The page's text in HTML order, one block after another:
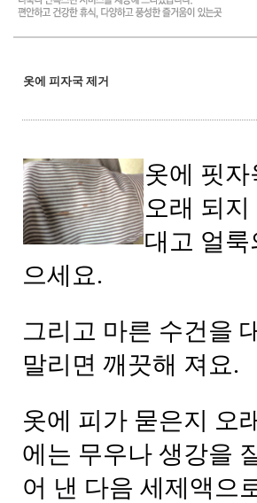
옷에 피자국 제거
옷에 핏
오래 되
대고 얼
으세요.
그리고 마른 수건을
말리면 깨끗해 져요.
옷에 피가 묻은지 오
에는 무우나 생강을
어 낸 다음 세제액으